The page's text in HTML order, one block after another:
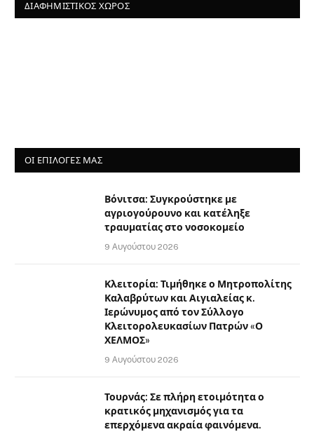
ΔΙΑΦΗΜΙΣΤΙΚΌΣ ΧΏΡΟΣ
ΟΙ ΕΠΙΛΟΓΈΣ ΜΑΣ
Βόνιτσα: Συγκρούστηκε με
αγριογούρουνο και κατέληξε
τραυματίας στο νοσοκομείο
9 Αυγούστου 2026
Κλειτορία: Τιμήθηκε ο Μητροπολίτης
Καλαβρύτων και Αιγιαλείας κ.
Ιερώνυμος από τον Σύλλογο
Κλειτορολευκασίων Πατρών «Ο
ΧΕΛΜΟΣ»
9 Αυγούστου 2026
Τουρνάς: Σε πλήρη ετοιμότητα ο
κρατικός μηχανισμός για τα
επερχόμενα ακραία φαινόμενα.